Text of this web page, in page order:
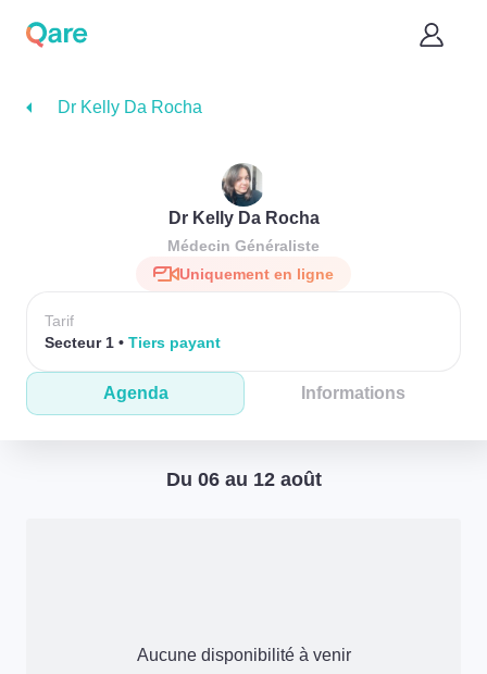
Dr Kelly Da Rocha
Dr Kelly Da Rocha
Médecin Généraliste
Uniquement en ligne
Tarif
Secteur 1
Tiers payant
Agenda Informations
Du 06 au 12 août
Aucune disponibilité à venir